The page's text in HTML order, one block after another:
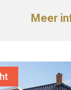
Meer